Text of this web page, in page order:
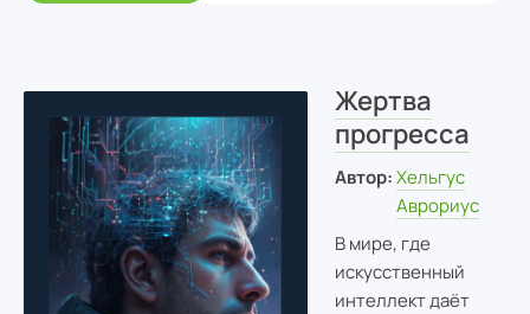
Жертва
прогресса
Автор: Хельгус
Аврориус
В мире, где
искусственный
интеллект даёт